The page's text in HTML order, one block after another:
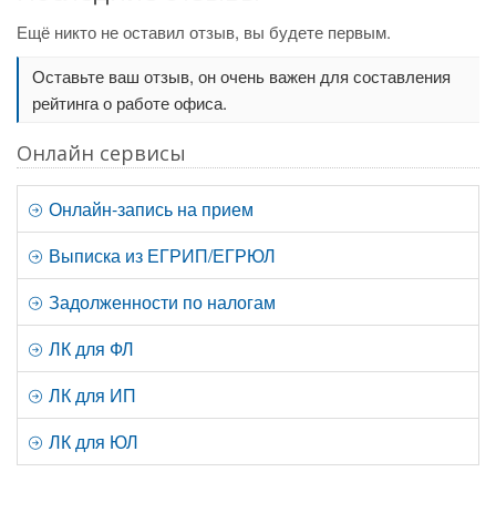
Ещё никто не оставил отзыв, вы будете первым.
Оставьте ваш отзыв, он очень важен для составления
рейтинга о работе офиса.
Онлайн сервисы
Онлайн-запись на прием
Выписка из ЕГРИП/ЕГРЮЛ
Задолженности по налогам
ЛК для ФЛ
ЛК для ИП
ЛК для ЮЛ